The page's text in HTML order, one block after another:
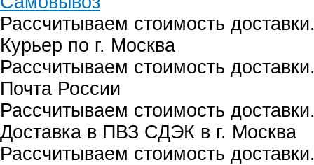
Рассчитываем стоимость
Курьер по г. Москва
Рассчитываем стоимость
Почта России
Рассчитываем стоимость
Доставка в ПВЗ СДЭК в г. Москва
Рассчитываем стоимость